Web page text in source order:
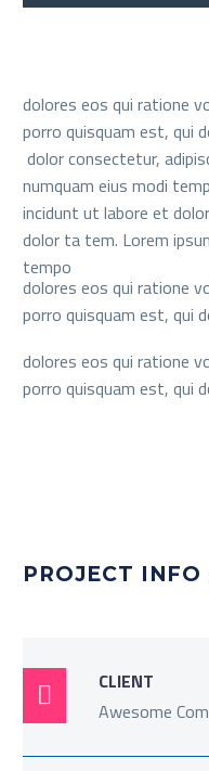
dolores eos qui ratione
porro quisquam est, qui
dolor consectetur,
numquam eius modi
incidunt ut labore et
dolor ta tem. Lorem
tempo
dolores eos qui ratione
porro quisquam est, qui
dolores eos qui ratione
porro quisquam est, qui
PROJECT INFO

CLIENT
Awesome